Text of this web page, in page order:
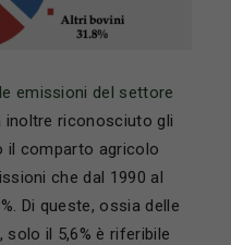
emissioni del settore
inoltre riconosciuto gli
comparto agricolo
che dal 1990 al
Di queste, ossia delle
il 5,6% è riferibile